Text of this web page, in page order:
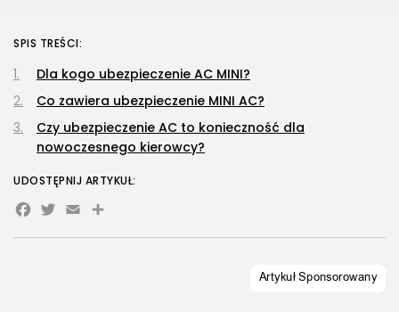
SPIS TREŚCI:
Dla kogo ubezpieczenie AC MINI?
Co zawiera ubezpieczenie MINI AC?
Czy ubezpieczenie AC to konieczność dla
nowoczesnego kierowcy?
UDOSTĘPNIJ ARTYKUŁ:
Facebook
Twitter
EmailShare